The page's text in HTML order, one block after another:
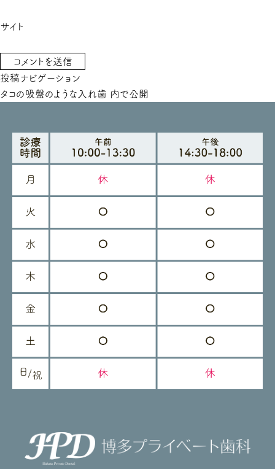
サイト
投稿ナビゲーション
タコの吸盤のような入れ歯 内で公開